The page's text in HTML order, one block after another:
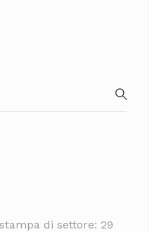
di settore: 29